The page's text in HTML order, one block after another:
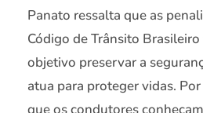
Panato ressalta que as
Código de Trânsito
objetivo preservar a
atua para proteger vidas.
que os condutores